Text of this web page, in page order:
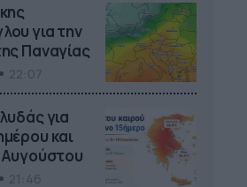
για την
Παναγίας
για
και
Αυγούστου